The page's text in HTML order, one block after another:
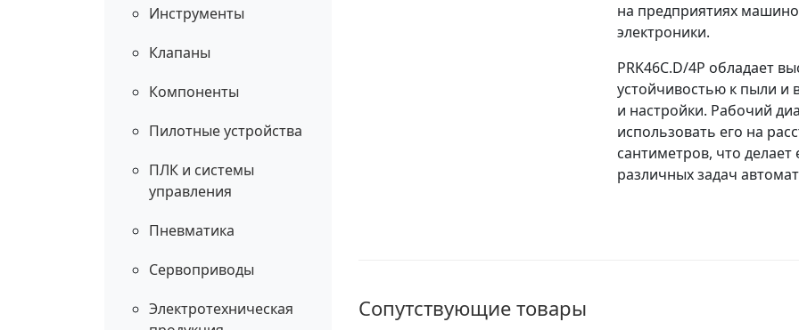
Инструменты
Клапаны
Компоненты
Пилотные устройства
ПЛК и системы
управления
Пневматика
Сервоприводы
Электротехническая
на предприятиях
электроники.
PRK46C.D/4P обладает
устойчивостью к пыли и
и настройки. Рабочий
использовать его на
сантиметров, что
различных задач
Сопутствующие товары